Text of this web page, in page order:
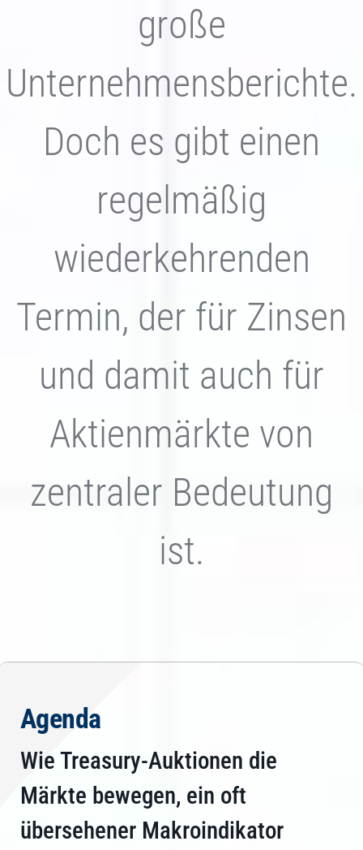
große
Unternehmensberichte.
Doch es gibt einen
regelmäßig
wiederkehrenden
Termin, der für Zinsen
und damit auch für
Aktienmärkte von
zentraler Bedeutung
ist.
Agenda
Wie Treasury-Auktionen die
Märkte bewegen, ein oft
übersehener Makroindikator